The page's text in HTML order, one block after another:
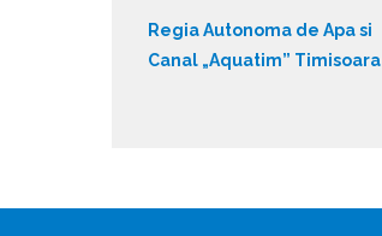
Regia Autonoma de Apa si
Canal „Aquatim” Timisoara